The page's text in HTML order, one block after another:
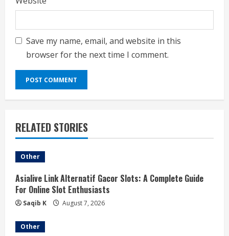
Save my name, email, and website in this
browser for the next time I comment.
RELATED STORIES
Other
Asialive Link Alternatif Gacor Slots: A Complete Guide
For Online Slot Enthusiasts
Saqib K August 7, 2026
Other